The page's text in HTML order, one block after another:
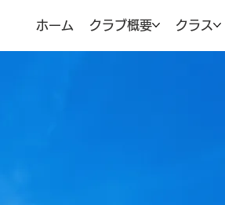
ホーム クラブ概要 クラス